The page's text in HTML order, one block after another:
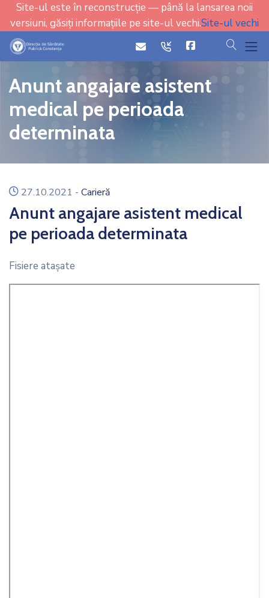
Site-ul este în reconstrucție — până la lansarea noii
versiuni, găsiți informațiile pe site-ul vechi.Site-ul vechi
iconicon cauta
Anunt angajare asistent
medical pe perioada
determinata
icon
27.10.2021 - Carieră
Anunt angajare asistent medical
pe perioada determinata
Fisiere ataşate